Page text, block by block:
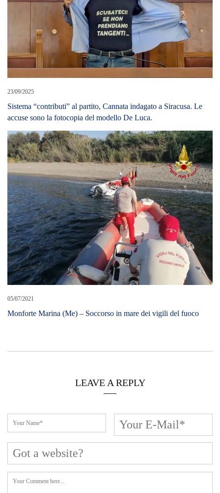
05/07/2021
Monforte Marina (Me) – Soccorso in mare dei vigili del fuoco
LEAVE A REPLY
Cerca L’articolo